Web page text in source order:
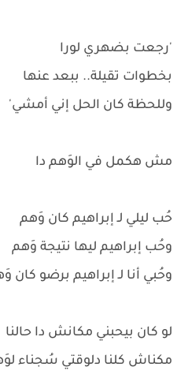
'رجعت بضهري لورا
بخطوات تقيلة.. ببعد عنها
وللحظة كان الحل إني أمشي'
مش هكمل في الوَهم دا
حُب ليلي لـ إبراهيم كان وَهم
وحُب إبراهيم ليها نتيجة وَهم
وحُبي أنا لـ إبراهيم برضو
لو كان بيحبني مكانش دا حالنا
مكناش كلنا دلوقتي سُجناء